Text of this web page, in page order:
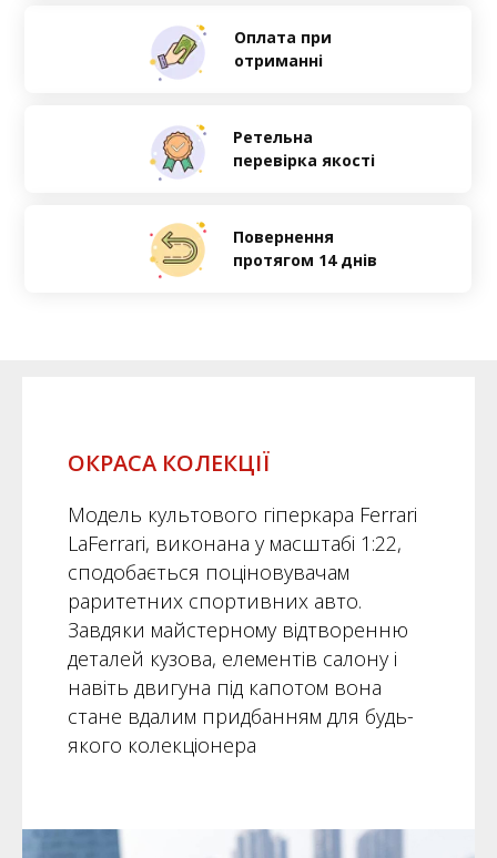
Оплата при
отриманні
Ретельна
перевірка якості
Повернення
протягом 14 днів
ОКРАСА КОЛЕКЦІЇ
Модель культового гіперкара Ferrari
LaFerrari, виконана у масштабі 1:22,
сподобається поціновувачам
раритетних спортивних авто.
Завдяки майстерному відтворенню
деталей кузова, елементів салону і
навіть двигуна під капотом вона
стане вдалим придбанням для будь-
якого колекціонера